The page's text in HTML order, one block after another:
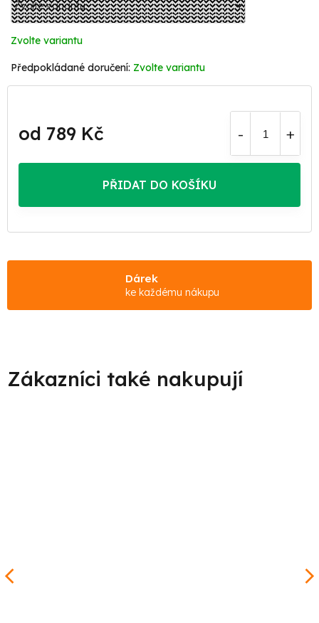
Zvolte variantu
Zvolte variantu
od 789 Kč
cena:
PŘIDAT DO KOŠÍKU
Dárek
ke každému nákupu